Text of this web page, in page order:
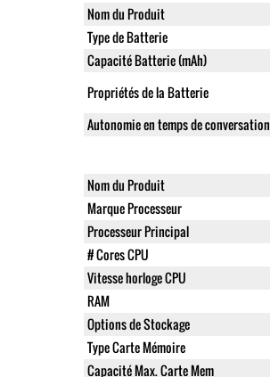
Nom du Produit
Type de Batterie
Capacité Batterie (mAh)
Propriétés de la Batterie
Autonomie en temps de conversation
Nom du Produit
Marque Processeur
Processeur Principal
# Cores CPU
Vitesse horloge CPU
RAM
Options de Stockage
Type Carte Mémoire
Capacité Max. Carte Mem